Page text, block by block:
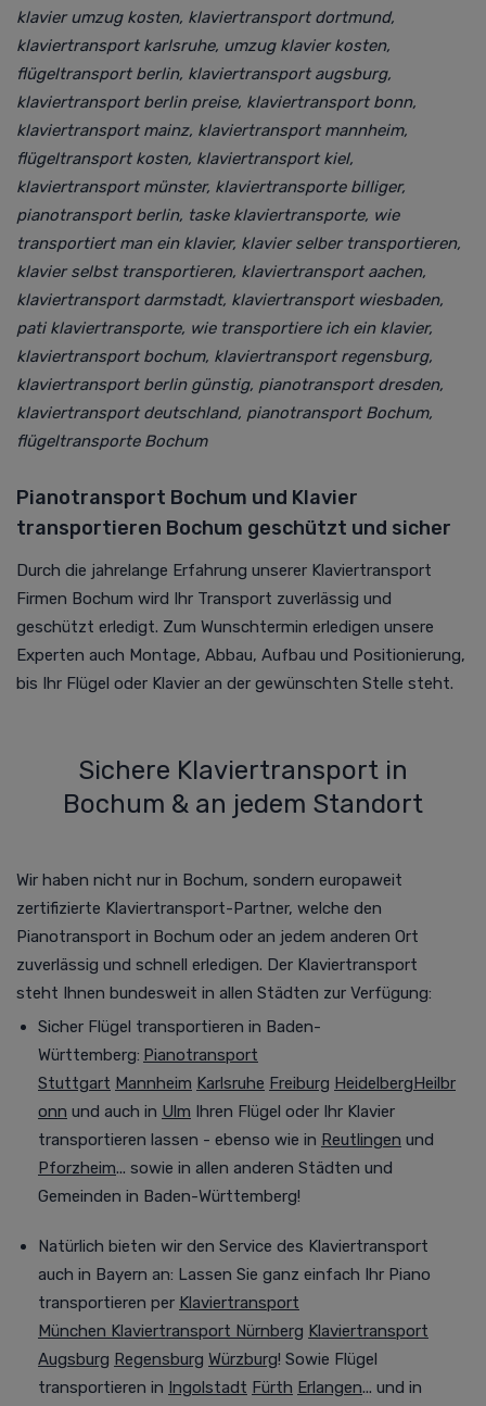
klavier umzug kosten, klaviertransport dortmund,
klaviertransport karlsruhe, umzug klavier kosten,
flügeltransport berlin, klaviertransport augsburg,
klaviertransport berlin preise, klaviertransport bonn,
klaviertransport mainz, klaviertransport mannheim,
flügeltransport kosten, klaviertransport kiel,
klaviertransport münster, klaviertransporte billiger,
pianotransport berlin, taske klaviertransporte, wie
transportiert man ein klavier, klavier selber transportieren,
klavier selbst transportieren, klaviertransport aachen,
klaviertransport darmstadt, klaviertransport wiesbaden,
pati klaviertransporte, wie transportiere ich ein klavier,
klaviertransport bochum, klaviertransport regensburg,
klaviertransport berlin günstig, pianotransport dresden,
klaviertransport deutschland, pianotransport Bochum,
flügeltransporte Bochum
Pianotransport Bochum und Klavier
transportieren Bochum geschützt und sicher
Durch die jahrelange Erfahrung unserer Klaviertransport
Firmen Bochum wird Ihr Transport zuverlässig und
geschützt erledigt. Zum Wunschtermin erledigen unsere
Experten auch Montage, Abbau, Aufbau und Positionierung,
bis Ihr Flügel oder Klavier an der gewünschten Stelle steht.
Sichere Klaviertransport in
Bochum & an jedem Standort
Wir haben nicht nur in Bochum, sondern europaweit
zertifizierte Klaviertransport-Partner, welche den
Pianotransport in Bochum oder an jedem anderen Ort
zuverlässig und schnell erledigen. Der Klaviertransport
steht Ihnen bundesweit in allen Städten zur Verfügung:
Sicher Flügel transportieren in Baden-
Württemberg: Pianotransport
Stuttgart Mannheim Karlsruhe Freiburg HeidelbergHeilbr
onn und auch in Ulm Ihren Flügel oder Ihr Klavier
transportieren lassen - ebenso wie in Reutlingen und
Pforzheim... sowie in allen anderen Städten und
Gemeinden in Baden-Württemberg!
Natürlich bieten wir den Service des Klaviertransport
auch in Bayern an: Lassen Sie ganz einfach Ihr Piano
transportieren per Klaviertransport
München Klaviertransport Nürnberg Klaviertransport
Augsburg Regensburg Würzburg! Sowie Flügel
transportieren in Ingolstadt Fürth Erlangen... und in